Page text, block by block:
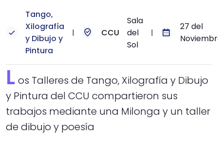
Tango,
Xilografía
y Dibujo y
Pintura
| CCU
Sala
del
Sol
|
27 del
L os Talleres de Tango, Xilografía y Dibujo
y Pintura del CCU compartieron sus
trabajos mediante una Milonga y un taller
de dibujo y poesía